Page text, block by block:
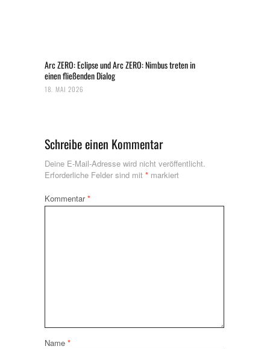
Arc ZERO: Eclipse und Arc ZERO: Nimbus treten in
einen fließenden Dialog
18. MAI 2026
Schreibe einen Kommentar
Deine E-Mail-Adresse wird nicht veröffentlicht.
Erforderliche Felder sind mit * markiert
Kommentar*
Name *